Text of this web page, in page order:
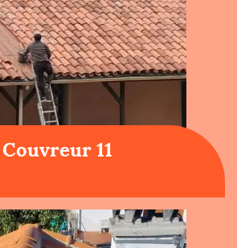
Couvreur 11